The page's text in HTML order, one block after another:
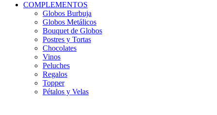
COMPLEMENTOS
Globos Burbuja
Globos Metálicos
Bouquet de Globos
Postres y Tortas
Chocolates
Vinos
Peluches
Regalos
Topper
Pétalos y Velas